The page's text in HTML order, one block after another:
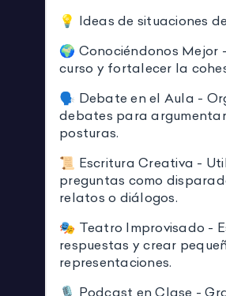
💡 Ideas de situaciones
🌍 Conociéndonos Mejor
curso y fortalecer la
🗣️ Debate en el Aula -
debates para
posturas.
📜 Escritura Creativa -
preguntas como
relatos o diálogos.
🎭 Teatro Improvisado -
respuestas y crear
representaciones.
🎙️ Podcast en Clase -